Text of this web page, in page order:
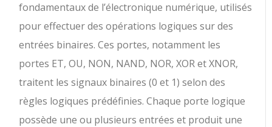
fondamentaux de l’électronique numérique, utilisés
pour effectuer des opérations logiques sur des
entrées binaires. Ces portes, notamment les
portes ET, OU, NON, NAND, NOR, XOR et XNOR,
traitent les signaux binaires (0 et 1) selon des
règles logiques prédéfinies. Chaque porte logique
possède une ou plusieurs entrées et produit une